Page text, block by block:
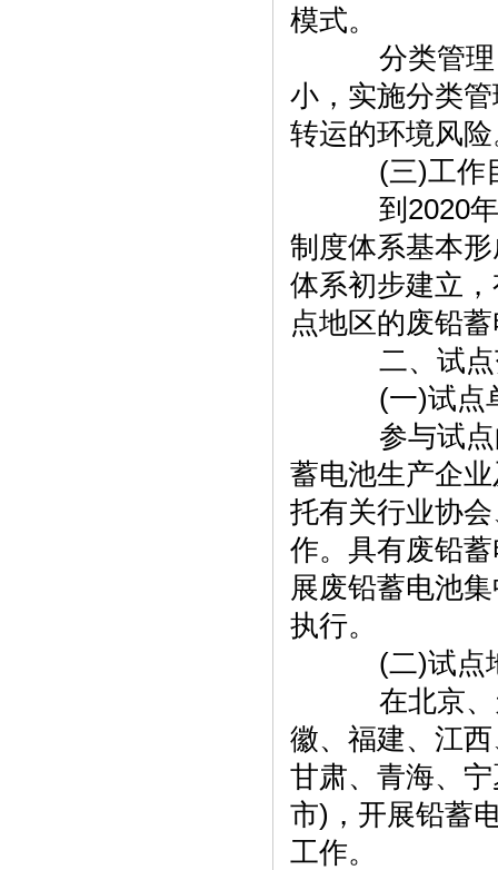
模式。
分类管理
小，实施分类
转运的环境风
(三)工作
到2020年
制度体系基本
体系初步建立
点地区的废铅
二、试点
(一)试点
参与试点
蓄电池生产企
托有关行业协
作。具有废铅
展废铅蓄电池
执行。
(二)试点
在北京、
徽、福建、江
甘肃、青海、
市)，开展铅蓄
工作。